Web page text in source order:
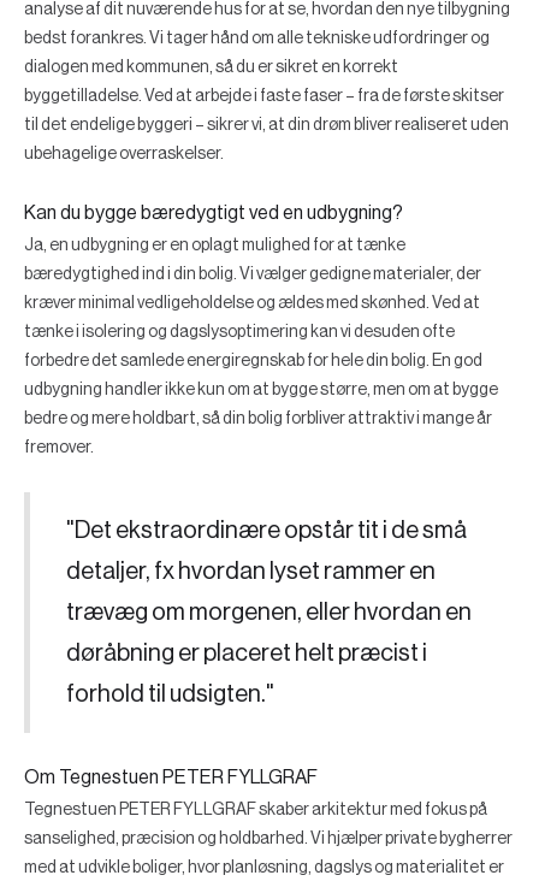
analyse af dit nuværende hus for at se, hvordan den nye tilbygning
bedst forankres. Vi tager hånd om alle tekniske udfordringer og
dialogen med kommunen, så du er sikret en korrekt
byggetilladelse. Ved at arbejde i faste faser – fra de første skitser
til det endelige byggeri – sikrer vi, at din drøm bliver realiseret uden
ubehagelige overraskelser.
Kan du bygge bæredygtigt ved en udbygning?
Ja, en udbygning er en oplagt mulighed for at tænke
bæredygtighed ind i din bolig. Vi vælger gedigne materialer, der
kræver minimal vedligeholdelse og ældes med skønhed. Ved at
tænke i isolering og dagslysoptimering kan vi desuden ofte
forbedre det samlede energiregnskab for hele din bolig. En god
udbygning handler ikke kun om at bygge større, men om at bygge
bedre og mere holdbart, så din bolig forbliver attraktiv i mange år
fremover.
"Det ekstraordinære opstår tit i de små
detaljer, fx hvordan lyset rammer en
trævæg om morgenen, eller hvordan en
døråbning er placeret helt præcist i
forhold til udsigten."
Om Tegnestuen PETER FYLLGRAF
Tegnestuen PETER FYLLGRAF skaber arkitektur med fokus på
sanselighed, præcision og holdbarhed. Vi hjælper private bygherrer
med at udvikle boliger, hvor planløsning, dagslys og materialitet er